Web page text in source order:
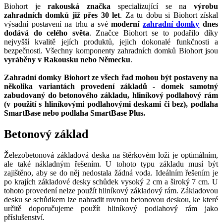
Biohort jerakouská značka specializující se navýrobu
zahradních domků již přes 30 let. Za tu dobu si Biohort získal
výsadní postavení na trhu a svémoderní zahradní domky dnes
dodává do celého světa. Značce Biohort se to podařilo díky
nejvyšší kvalitě jejích produktů, jejich dokonalé funkčnosti a
bezpečnosti. Všechny komponenty zahradních domků Biohort jsou
vyráběny v Rakousku nebo Německu.
Zahradní domky Biohort ze všech řad mohou být postaveny na
několika variantách provedení základů - domek samotný
zabudovaný do betonového základu, hliníkový podlahový rám
(v použití s hliníkovými podlahovými deskami či bez), podlaha
SmartBase nebo podlaha SmartBase Plus.
Betonový základ
Železobetonová základová deska na štěrkovém loži je optimálním,
ale také nákladným řešením. U tohoto typu základu musí být
zajištěno, aby se do něj nedostala žádná voda. Ideálním řešením je
po krajích základové desky schůdek vysoký 2 cm a široký 7 cm. U
tohoto provedení nelze použít hliníkový základový rám. Základovou
desku se schůdkem lze nahradit rovnou betonovou deskou, ke které
určitě doporučujeme použít hliníkový podlahový rám jako
příslušenství.